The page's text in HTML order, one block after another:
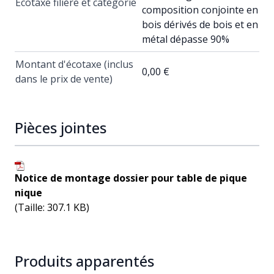
composition conjointe en
bois dérivés de bois et en
métal dépasse 90%
Montant d'écotaxe (inclus
dans le prix de vente)
0,00 €
Pièces jointes
Notice de montage dossier pour table de pique
nique
(Taille: 307.1 KB)
Produits apparentés